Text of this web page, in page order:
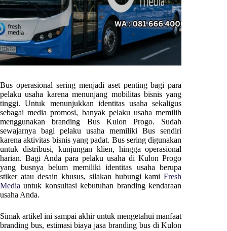
Bus operasional sering menjadi aset penting bagi para
pelaku usaha karena menunjang mobilitas bisnis yang
tinggi. Untuk menunjukkan identitas usaha sekaligus
sebagai media promosi, banyak pelaku usaha memilih
menggunakan branding Bus Kulon Progo. Sudah
sewajarnya bagi pelaku usaha memiliki Bus sendiri
karena aktivitas bisnis yang padat. Bus sering digunakan
untuk distribusi, kunjungan klien, hingga operasional
harian. Bagi Anda para pelaku usaha diKulon Progo
yang busnya belum memiliki identitas usaha berupa
stiker atau desain khusus, silakan hubungi kamiFresh
Media untuk konsultasi kebutuhan branding kendaraan
usaha Anda.
Simak artikel ini sampai akhir untuk mengetahui manfaat
branding bus, estimasi biaya jasa branding bus diKulon